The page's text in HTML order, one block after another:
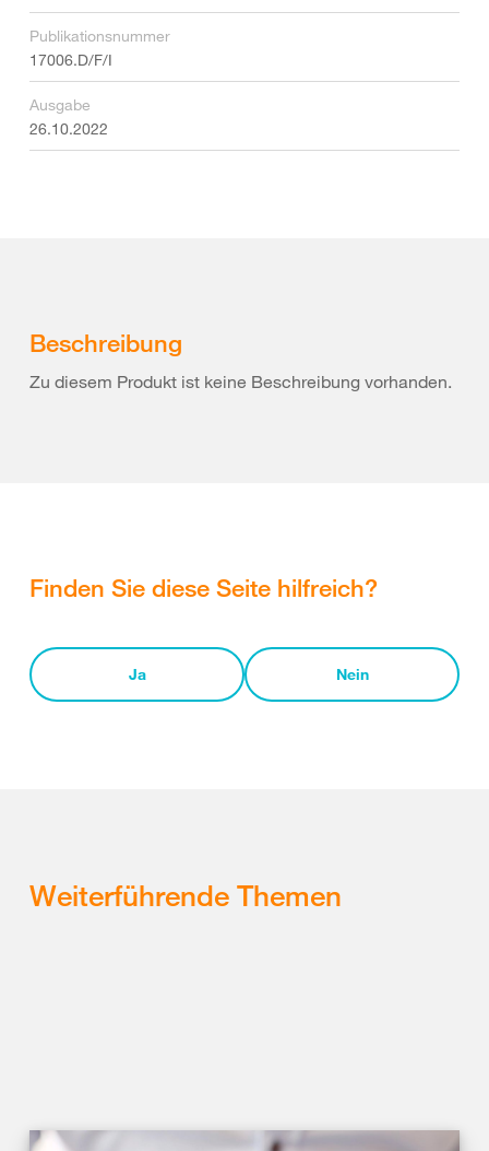
Publikationsnummer
17006.D/F/I
Ausgabe
26.10.2022
Beschreibung
Zu diesem Produkt ist keine Beschreibung vorhanden.
Finden Sie diese Seite hilfreich?
Ja Nein
Weiterführende Themen